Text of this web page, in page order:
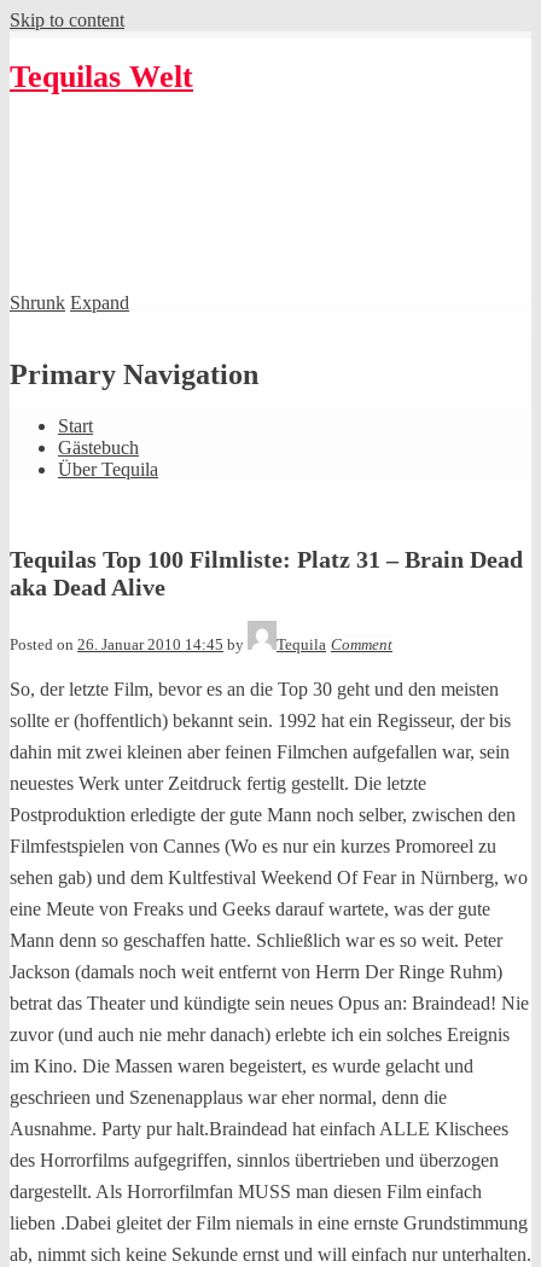
Skip to content
Tequilas Welt
Shrunk Expand
Primary Navigation
Start
Gästebuch
Über Tequila
Tequilas Top 100 Filmliste: Platz 31 – Brain Dead
aka Dead Alive
Posted on 26. Januar 2010 14:45 by Tequila Comment
So, der letzte Film, bevor es an die Top 30 geht und den meisten
sollte er (hoffentlich) bekannt sein. 1992 hat ein Regisseur, der bis
dahin mit zwei kleinen aber feinen Filmchen aufgefallen war, sein
neuestes Werk unter Zeitdruck fertig gestellt. Die letzte
Postproduktion erledigte der gute Mann noch selber, zwischen den
Filmfestspielen von Cannes (Wo es nur ein kurzes Promoreel zu
sehen gab) und dem Kultfestival Weekend Of Fear in Nürnberg, wo
eine Meute von Freaks und Geeks darauf wartete, was der gute
Mann denn so geschaffen hatte. Schließlich war es so weit. Peter
Jackson (damals noch weit entfernt von Herrn Der Ringe Ruhm)
betrat das Theater und kündigte sein neues Opus an: Braindead! Nie
zuvor (und auch nie mehr danach) erlebte ich ein solches Ereignis
im Kino. Die Massen waren begeistert, es wurde gelacht und
geschrieen und Szenenapplaus war eher normal, denn die
Ausnahme. Party pur halt.Braindead hat einfach ALLE Klischees
des Horrorfilms aufgegriffen, sinnlos übertrieben und überzogen
dargestellt. Als Horrorfilmfan MUSS man diesen Film einfach
lieben .Dabei gleitet der Film niemals in eine ernste Grundstimmung
ab, nimmt sich keine Sekunde ernst und will einfach nur unterhalten.